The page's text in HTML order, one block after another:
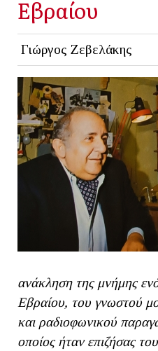
Εβραίου
Γιώργος Ζεβελάκης
ανάκληση της μνήμης
Εβραίου, του γνωστού
και ραδιοφωνικού
οποίος ήταν επιζήσας